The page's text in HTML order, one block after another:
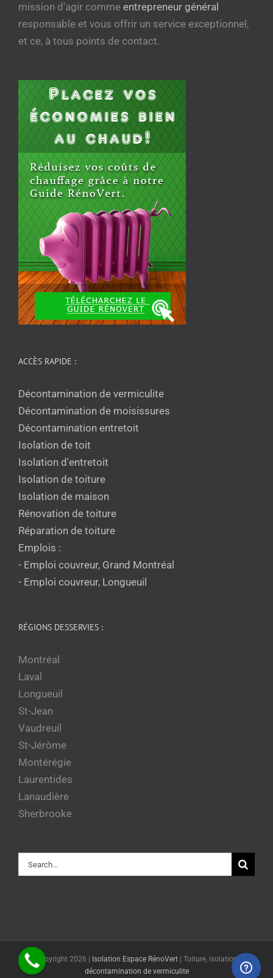
mission d’agir comme entrepreneur général
responsable et vous offrir un service exceptionnel,
et ce, à tous points de contact.
ACCÈS RAPIDE :
Décontamination de vermiculite
Décontamination de moisissures
Décontamination entretoit
Isolation de toit
Isolation d'entretoit
Isolation de toiture
Isolation de maison
Rénovation de toiture
Réparation de toiture
Emplois :
- Emploi couvreur, Grand Montréal
- Emploi couvreur, Longueuil
RÉGIONS DESSERVIES :
Montréal
Laval
Longueuil
St-Jean
Vaudreuil
St-Jérôme
Montérégie
Laurentides
Lanaudière
Sherbrooke
Rechercher
© Copyright 2026 | Isolation Espace RénoVert| Toiture, isolation et
décontamination de vermiculite